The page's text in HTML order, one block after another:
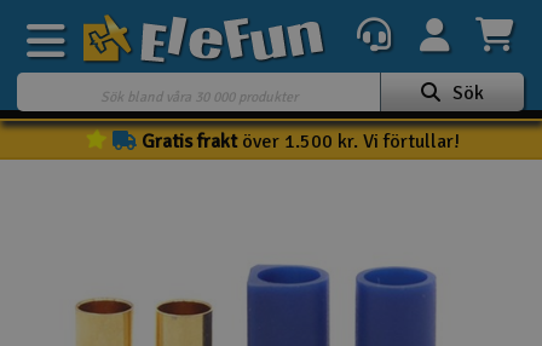
Veckans erbjudande
Present kort
Sök
Gratis fraktöver 1.500 kr. Vi förtullar!